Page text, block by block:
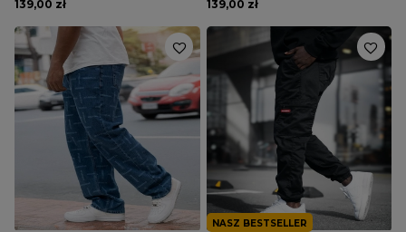
139,00 zł
139,00 zł
NASZ BESTSELLER